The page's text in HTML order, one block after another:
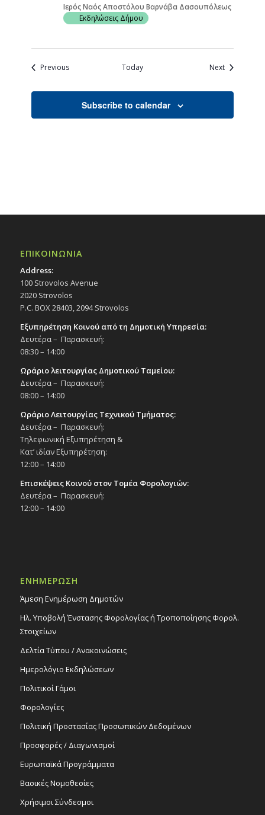
Ιερός Ναός Αποστόλου Βαρνάβα Δασουπόλεως
Εκδηλώσεις Δήμου
PreviousEvents Today NextEvents
Subscribe to calendar
ΕΠΙΚΟΙΝΩΝΙΑ
Address:
100 Strovolos Avenue
2020 Strovolos
P.C. BOX 28403, 2094 Strovolos
Εξυπηρέτηση Κοινού από τη Δημοτική Υπηρεσία:
Δευτέρα – Παρασκευή:
08:30 – 14:00
Ωράριο λειτουργίας Δημοτικού Ταμείου:
Δευτέρα – Παρασκευή:
08:00 – 14:00
Ωράριο Λειτουργίας Τεχνικού Τμήματος:
Δευτέρα – Παρασκευή:
Τηλεφωνική Εξυπηρέτηση &
Κατ’ ιδίαν Εξυπηρέτηση:
12:00 – 14:00
Επισκέψεις Κοινού στον Τομέα Φορολογιών:
Δευτέρα – Παρασκευή:
12:00 – 14:00
ΕΝΗΜΕΡΩΣΗ
Άμεση Ενημέρωση Δημοτών
Ηλ. Υποβολή Ένστασης Φορολογίας ή Τροποποίησης Φορολ.
Στοιχείων
Δελτία Τύπου / Ανακοινώσεις
Ημερολόγιο Εκδηλώσεων
Πολιτικοί Γάμοι
Φορολογίες
Πολιτική Προστασίας Προσωπικών Δεδομένων
Προσφορές / Διαγωνισμοί
Ευρωπαϊκά Προγράμματα
Βασικές Νομοθεσίες
Χρήσιμοι Σύνδεσμοι